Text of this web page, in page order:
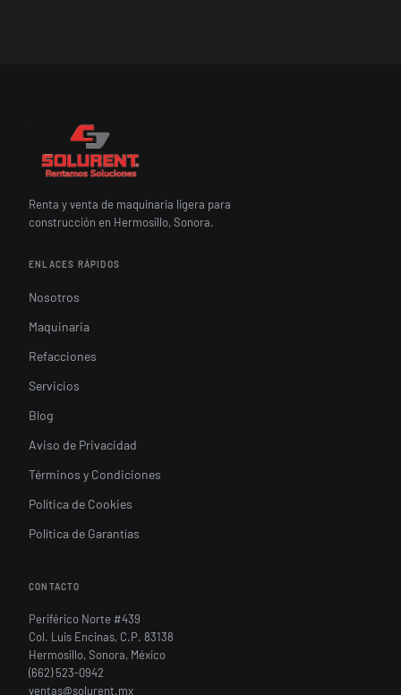
Renta y venta de maquinaria ligera para
construcción en Hermosillo, Sonora.
ENLACES RÁPIDOS
Nosotros
Maquinaria
Refacciones
Servicios
Blog
Aviso de Privacidad
Términos y Condiciones
Política de Cookies
Política de Garantías
CONTACTO
Periférico Norte #439
Col. Luis Encinas, C.P. 83138
Hermosillo, Sonora, México
(662) 523-0942
ventas@solurent.mx